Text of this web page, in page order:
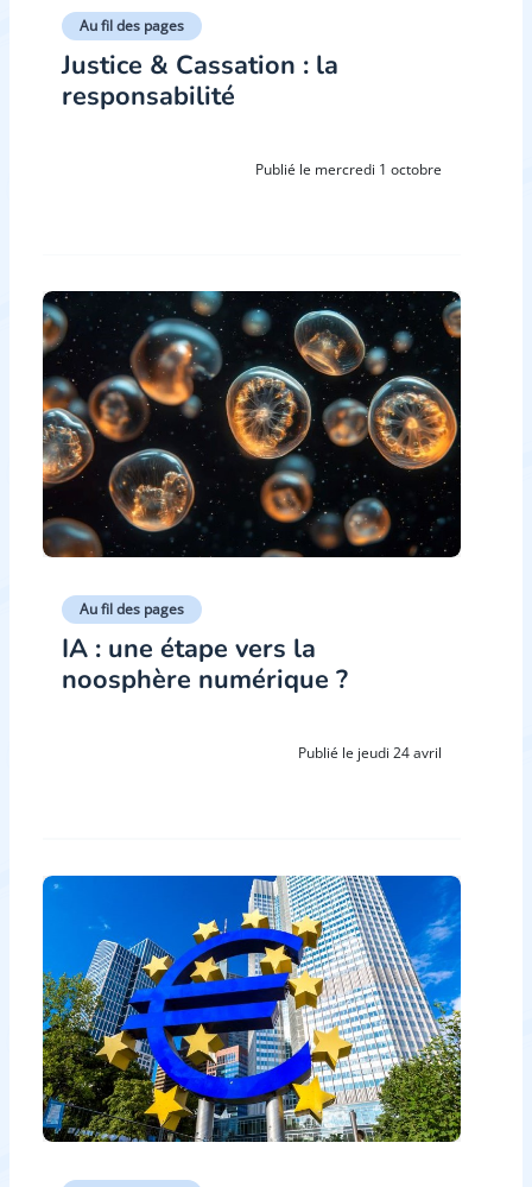
Au fil des pages
Justice & Cassation : la
responsabilité
Publié le mercredi 1 octobre
Au fil des pages
IA : une étape vers la
noosphère numérique ?
Publié le jeudi 24 avril